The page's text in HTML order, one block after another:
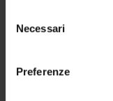
delNecessari
Preferenze